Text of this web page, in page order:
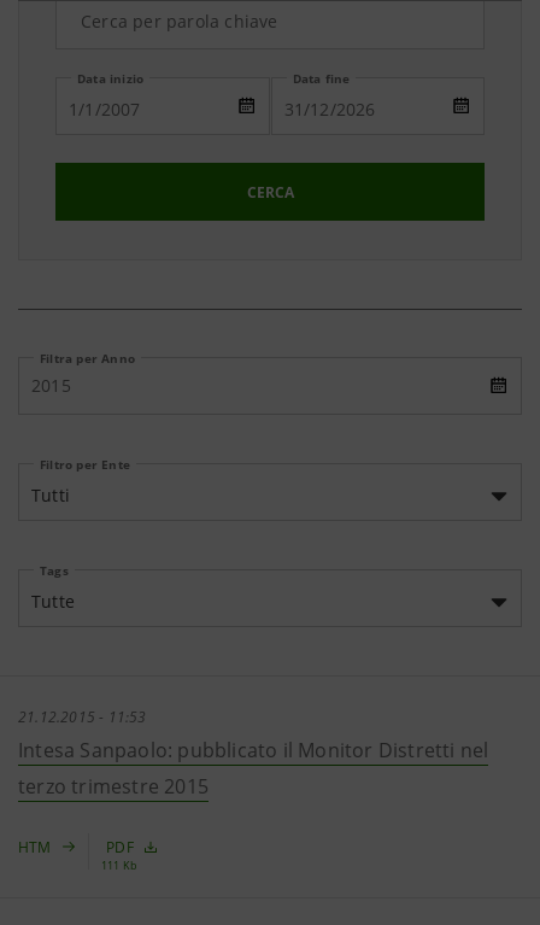
Data inizio Data fine
CERCA
Filtra per Anno
2015
Filtro per Ente
Tutti
Tags
Tutte
21.12.2015 - 11:53
Intesa Sanpaolo: pubblicato il Monitor Distretti nel
terzo trimestre 2015
HTM PDF
111 Kb